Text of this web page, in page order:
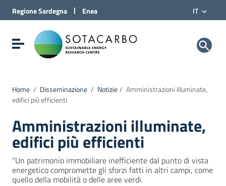
Vai al Contenuto
Vai alla navigazione del sito
Vai al Footer
RegioneSardegna | Enea IT
Visualizza/nascondi menu di navigazioneSotacarbo SpA
Home / Disseminazione / Notizie/ Amministrazioni illuminate,
edifici più efficienti
Amministrazioni illuminate,
edifici più efficienti
“Un patrimonio immobiliare inefficiente dal punto di vista
energetico compromette gli sforzi fatti in altri campi, come
quello della mobilità o delle aree verdi.